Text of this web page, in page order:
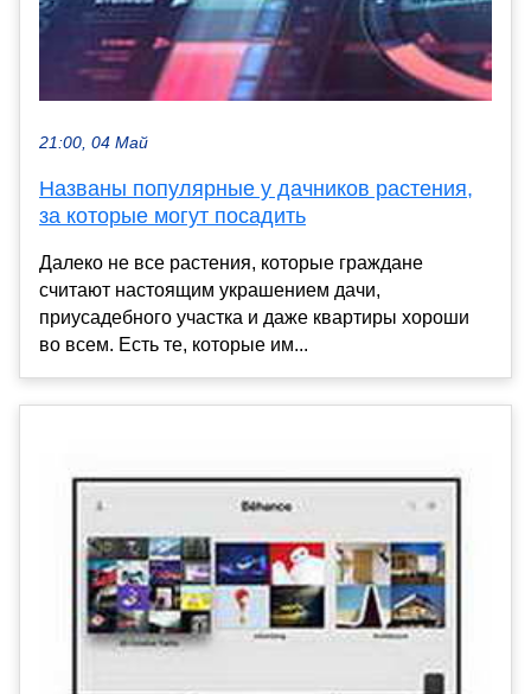
21:00, 04 Май
Названы популярные у дачников растения,
за которые могут посадить
Далеко не все растения, которые граждане
считают настоящим украшением дачи,
приусадебного участка и даже квартиры хороши
во всем. Есть те, которые им...